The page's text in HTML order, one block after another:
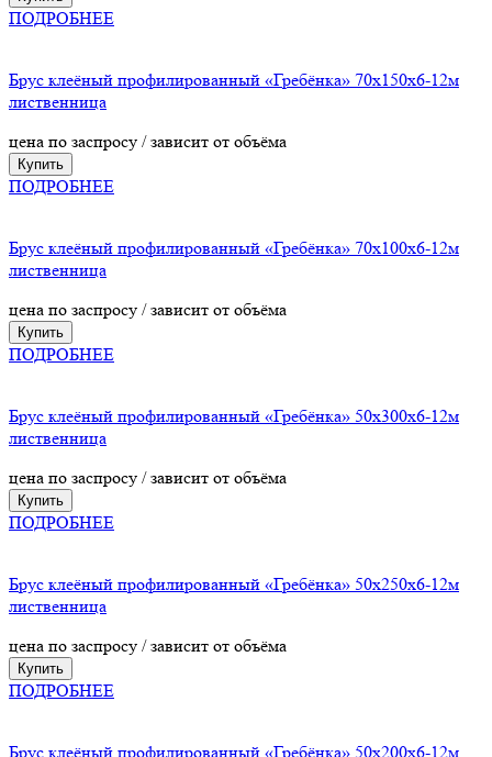
ПОДРОБНЕЕ
Брус клеёный профилированный «Гребёнка» 70х150х6-12м
лиственница
цена по заспросу / зависит от объёма
Купить
ПОДРОБНЕЕ
Брус клеёный профилированный «Гребёнка» 70х100х6-12м
лиственница
цена по заспросу / зависит от объёма
Купить
ПОДРОБНЕЕ
Брус клеёный профилированный «Гребёнка» 50х300х6-12м
лиственница
цена по заспросу / зависит от объёма
Купить
ПОДРОБНЕЕ
Брус клеёный профилированный «Гребёнка» 50х250х6-12м
лиственница
цена по заспросу / зависит от объёма
Купить
ПОДРОБНЕЕ
Брус клеёный профилированный «Гребёнка» 50х200х6-12м